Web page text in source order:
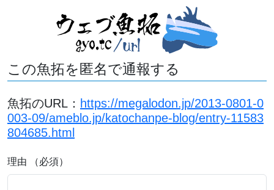
この魚拓を匿名で通報する
魚拓のURL： https://megalodon.jp/2013-0801-0
003-09/ameblo.jp/katochanpe-blog/entry-11583
804685.html
理由 （必須）